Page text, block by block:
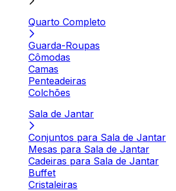
Quarto Completo
Guarda-Roupas
Cômodas
Camas
Penteadeiras
Colchões
Sala de Jantar
Conjuntos para Sala de Jantar
Mesas para Sala de Jantar
Cadeiras para Sala de Jantar
Buffet
Cristaleiras